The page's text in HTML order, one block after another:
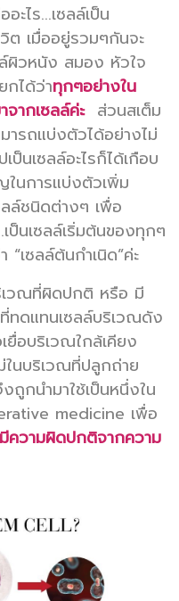
ะไร...เซลล์เป็น
ต เมื่ออยู่รวมๆกันจะ
ผิวหนัง สมอง หัวใจ
กได้ว่าทุกๆอย่างใน
ากเซลล์ค่ะส่วนสเต็ม
ารถแบ่งตัวได้อย่างไม่
ป็นเซลล์อะไรก็ได้เกือบ
นการแบ่งตัวเพิ่ม
ลล์ชนิดต่างๆ เพื่อ
ป็นเซลล์เริ่มต้นของทุกๆ
“เซลล์ต้นกำเนิด”ค่ะ
เวณที่ผิดปกติ หรือ มี
ทดแทนเซลล์บริเวณดัง
ยื่อบริเวณใกล้เคียง
ในบริเวณที่ปลูกถ่าย
กนำมาใช้เป็นหนึ่งใน
medicine เพื่อ
ความผิดปกติจากความ